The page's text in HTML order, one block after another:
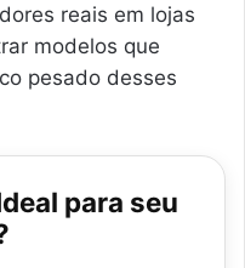
reais em lojas
modelos que
pesado desses
para seu